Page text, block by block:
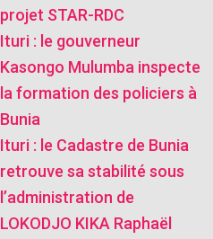
projet STAR-RDC
Ituri : le gouverneur
Kasongo Mulumba inspecte
la formation des policiers à
Bunia
Ituri : le Cadastre de Bunia
retrouve sa stabilité sous
l’administration de
LOKODJO KIKA Raphaël